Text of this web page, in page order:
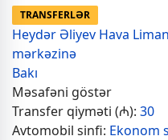
TRANSFERLƏR
Heydər Əliyev Hava
mərkəzinə
Bakı
Məsafəni göstər
Transfer qiyməti (₼): 30
Avtomobil sinfi: Ekonom